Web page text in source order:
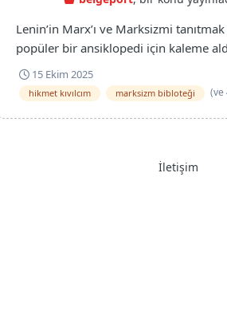
Lenin’in Marx’ı ve Marksizmi
popüler bir ansiklopedi için kaleme
Marx’ın kısa yaşamöyküsünü ve
anlaşılır bir özetini sunuyor. Daha
sağlığında, kitapçık olarak da
15 Ekim 2025
hikmet kıvılcım marksizm bibloteği (ve
İletişim